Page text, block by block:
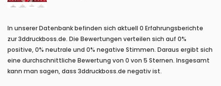
In unserer Datenbank befinden sich aktuell 0 Erfahrungsberichte
zur 3ddruckboss.de. Die Bewertungen verteilen sich auf 0%
positive, 0% neutrale und 0% negative Stimmen. Daraus ergibt sich
eine durchschnittliche Bewertung von 0 von 5 Sternen. Insgesamt
kann man sagen, dass 3ddruckboss.de negativ ist.